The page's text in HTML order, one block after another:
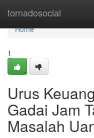
tornadosocial
Home
Home
1
Urus
Gadai Jam
Masalah